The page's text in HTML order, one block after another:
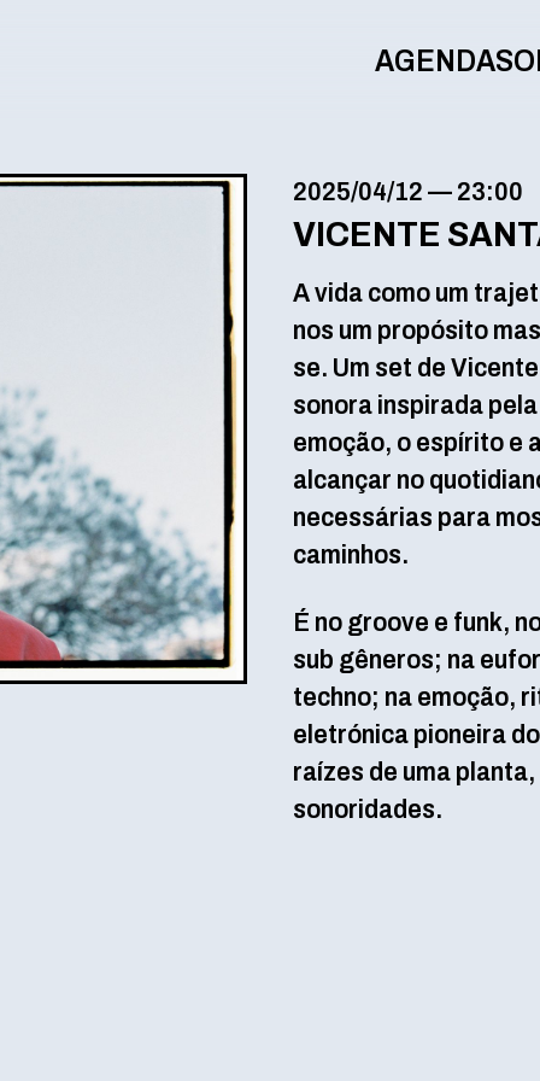
AGENDA
2025/04/12 — 23:00
VICENTE
A vida como um
nos um propósito
se. Um set de
sonora inspirada
emoção, o espírito e
alcançar no
necessárias para
caminhos.
É no groove e funk,
sub gêneros; na
techno; na emoção,
eletrónica pioneira
raízes de uma
sonoridades.